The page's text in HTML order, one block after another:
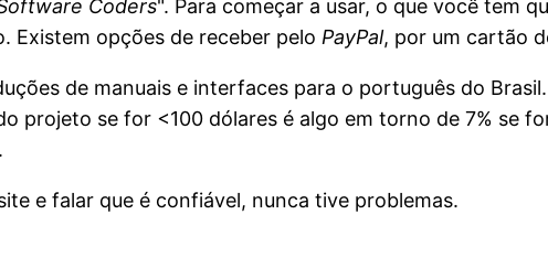
Coders". Para começar a usar, o que você tem
Existem opções de receber pelo PayPal, por um cartão
de manuais e interfaces para o português do
projeto se for <100 dólares é algo em torno de 7% se
e falar que é confiável, nunca tive problemas.